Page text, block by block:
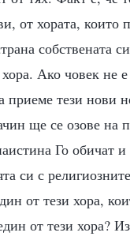
от хората, които
Ако човек не
приеме тези нови
ще се озове на
Го обичат
си с
от тези хора,
от тези хора?